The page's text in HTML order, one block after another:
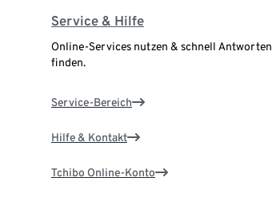
Service & Hilfe
Online-Services nutzen & schnell Antworten
finden.
Service-Bereich
Hilfe & Kontakt
Tchibo Online-Konto